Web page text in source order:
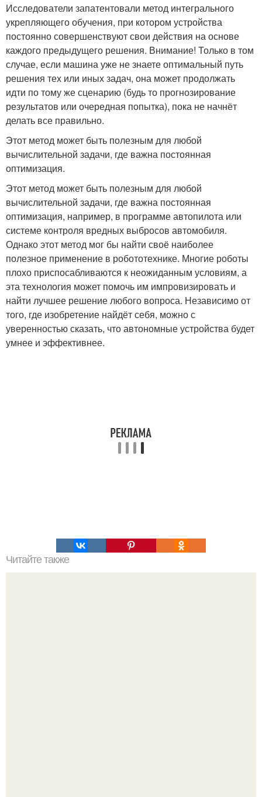
Исследователи запатентовали метод интегрального
укрепляющего обучения, при котором устройства
постоянно совершенствуют свои действия на основе
каждого предыдущего решения. Внимание! Только в том
случае, если машина уже не знаете оптимальный путь
решения тех или иных задач, она может продолжать
идти по тому же сценарию (будь то прогнозирование
результатов или очередная попытка), пока не начнёт
делать все правильно.
Этот метод может быть полезным для любой
вычислительной задачи, где важна постоянная
оптимизация.
Этот метод может быть полезным для любой
вычислительной задачи, где важна постоянная
оптимизация, например, в программе автопилота или
системе контроля вредных выбросов автомобиля.
Однако этот метод мог бы найти своё наиболее
полезное применение в робототехнике. Многие роботы
плохо приспосабливаются к неожиданным условиям, а
эта технология может помочь им импровизировать и
найти лучшее решение любого вопроса. Независимо от
того, где изобретение найдёт себя, можно с
уверенностью сказать, что автономные устройства будет
умнее и эффективнее.
Читайте также